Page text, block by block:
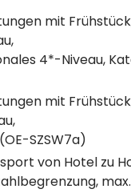
mit
4*-Niveau,
mit
SZSW7a)
von Hotel zu